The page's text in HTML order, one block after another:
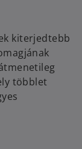
kiterjedtebb
többlet